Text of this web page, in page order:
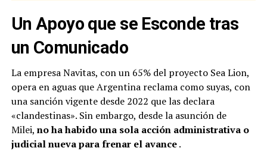
Un Apoyo que se Esconde tras
un Comunicado
La empresa Navitas, con un 65% del proyecto Sea Lion,
opera en aguas que Argentina reclama como suyas, con
una sanción vigente desde 2022 que las declara
«clandestinas». Sin embargo, desde la asunción de
Milei, no ha habido una sola acción administrativa o
judicial nueva para frenar el avance.